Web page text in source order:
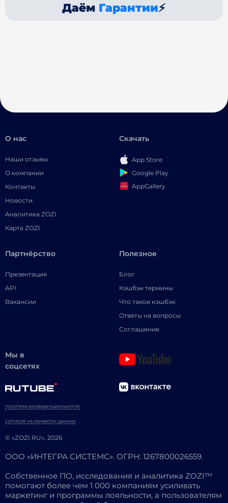
Даём Гарантии⚡
О нас
Наши отзывы
О компании
Контакты
Новости
Аналитика ZOZI
Карта ZOZI
Скачать
App Store
Google Play
AppGallery
Партнёрство
Презентация
API
Вакансии
Полезное
Блог
Кэшбэк термины
Что такое кэшбэк
Ответы на вопросы
Соглашение
Мы в
соцсетях
© «ZOZI.RU», 2026
ПОЛИТИКА КОНФИДЕНЦИАЛЬНОСТИ
СОГЛАСИЕ НА ОБРАБОТКУ ДАННЫХ
ООО «ИНТЕГРА СИСТЕМС». ОГРН: 1267800026559.
Собственное ПО, исследования и аналитика ZOZI™
помогают более чем 1 000 компаниям усиливать
маркетинг и программы лояльности, а пользователям